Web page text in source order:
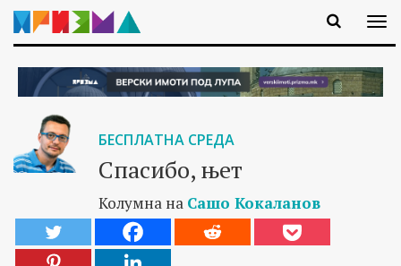
БЕСПЛАТНА СРЕДА
Спасибо, њет
Колумна на Сашо Кокаланов